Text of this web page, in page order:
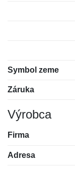
Symbol zeme
Záruka
Výrobca
Firma
Adresa